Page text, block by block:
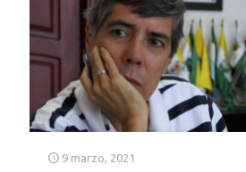
9 marzo, 2021